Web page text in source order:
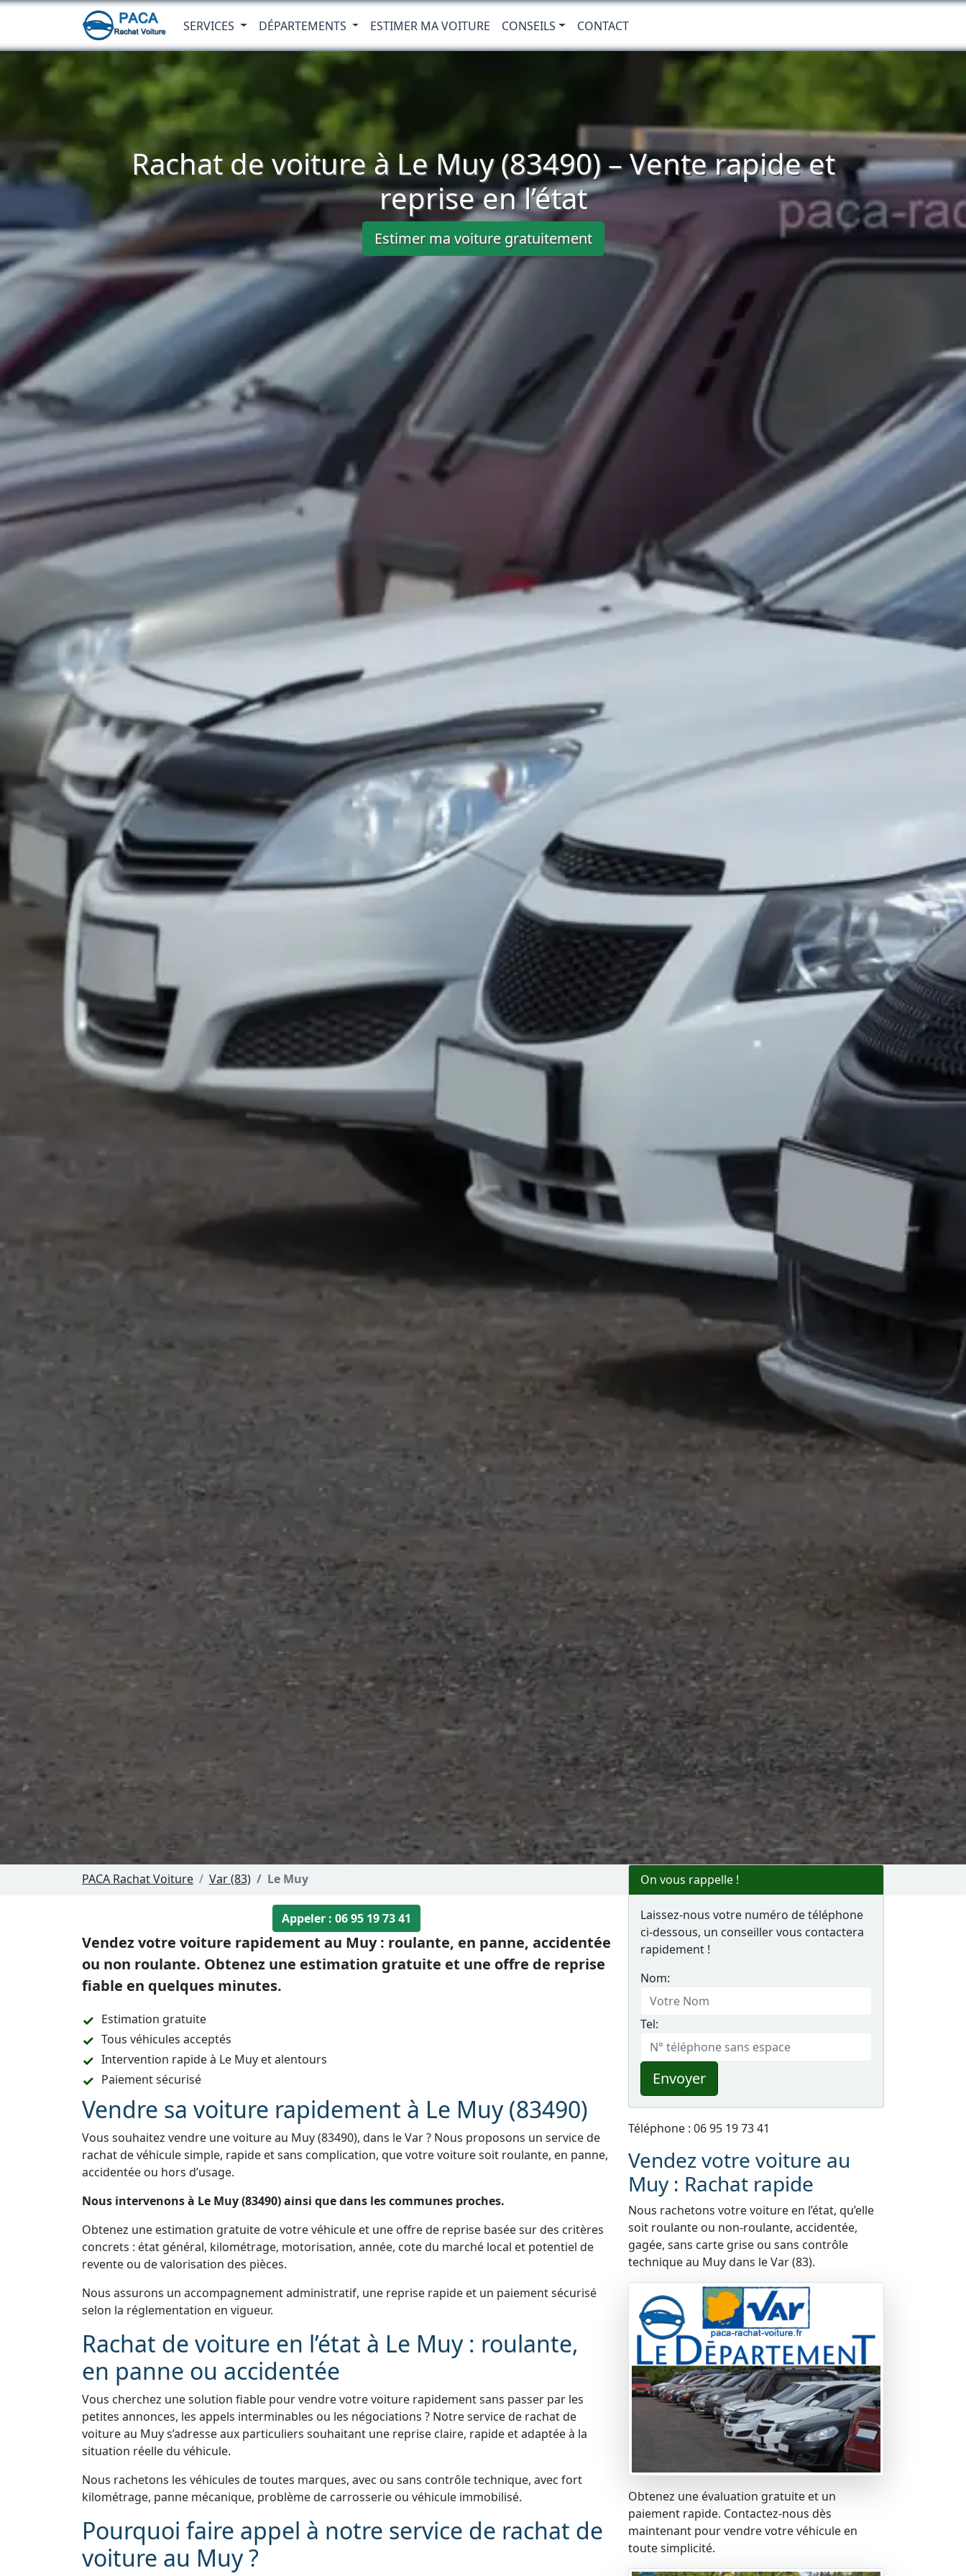
SERVICES DÉPARTEMENTS ESTIMER MA VOITURE CONSEILS CONTACT
Rachat de voiture à Le Muy (83490) – Vente rapide et
reprise en l’état
Estimer ma voiture gratuitement
PACA Rachat Voiture Var (83) Le Muy
Appeler : 06 95 19 73 41
Vendez votre voiture rapidement au Muy : roulante, en panne, accidentée
ou non roulante. Obtenez une estimation gratuite et une offre de reprise
fiable en quelques minutes.
Estimation gratuite
Tous véhicules acceptés
Intervention rapide à Le Muy et alentours
Paiement sécurisé
Vendre sa voiture rapidement à Le Muy (83490)
Vous souhaitez vendre une voiture au Muy (83490), dans le Var ? Nous proposons un service de
rachat de véhicule simple, rapide et sans complication, que votre voiture soit roulante, en panne,
accidentée ou hors d’usage.
Nous intervenons à Le Muy (83490) ainsi que dans les communes proches.
Obtenez une estimation gratuite de votre véhicule et une offre de reprise basée sur des critères
concrets : état général, kilométrage, motorisation, année, cote du marché local et potentiel de
revente ou de valorisation des pièces.
Nous assurons un accompagnement administratif, une reprise rapide et un paiement sécurisé
selon la réglementation en vigueur.
Rachat de voiture en l’état à Le Muy : roulante,
en panne ou accidentée
Vous cherchez une solution fiable pour vendre votre voiture rapidement sans passer par les
petites annonces, les appels interminables ou les négociations ? Notre service de rachat de
voiture au Muy s’adresse aux particuliers souhaitant une reprise claire, rapide et adaptée à la
situation réelle du véhicule.
Nous rachetons les véhicules de toutes marques, avec ou sans contrôle technique, avec fort
kilométrage, panne mécanique, problème de carrosserie ou véhicule immobilisé.
Pourquoi faire appel à notre service de rachat de
voiture au Muy ?
On vous rappelle !
Laissez-nous votre numéro de téléphone
ci-dessous, un conseiller vous contactera
rapidement !
Nom:
Tel:
Envoyer
Téléphone : 06 95 19 73 41
Vendez votre voiture au
Muy : Rachat rapide
Nous rachetons votre voiture en l’état, qu’elle
soit roulante ou non-roulante, accidentée,
gagée, sans carte grise ou sans contrôle
technique au Muy dans le Var (83).
Obtenez une évaluation gratuite et un
paiement rapide. Contactez-nous dès
maintenant pour vendre votre véhicule en
toute simplicité.